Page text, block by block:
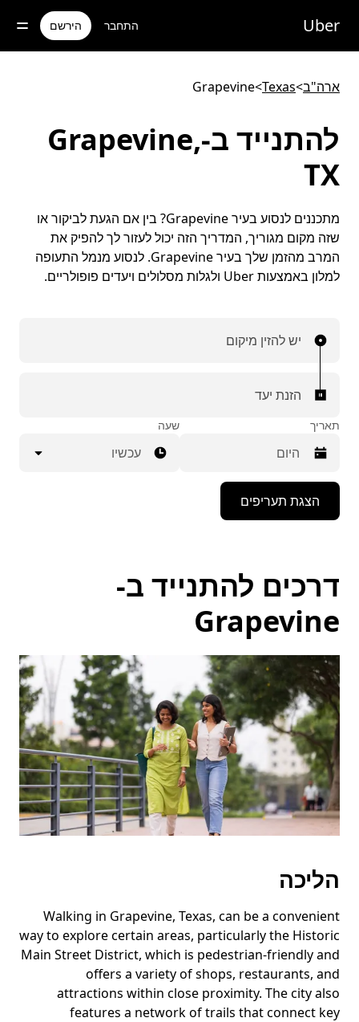
לתוכן
הראשיUber התחבר הירשם
ארה"ב>
Texas
>
Grapevine
להתנייד ב-Grapevine,
TX
מתכננים לנסוע בעיר Grapevine? בין אם הגעת לביקור או
שזה מקום מגוריך, המדריך הזה יכול לעזור לך להפיק את
המרב מהזמן שלך בעיר Grapevine. לנסוע מנמל התעופה
למלון באמצעות Uber ולגלות מסלולים ויעדים פופולריים.
יש להזין מיקום
הזנת יעד
תאריך
יש
ללחוץ
על
כדי
לפתוח
לוח
השנה
תאריך.
יש
ללחוץ
על
המקש
Esc
כדי
לסגור
את
לוח
השנה.
שעה
עכשיו
הצגת תעריפים
דרכים להתנייד ב-
Grapevine
הליכה
Walking in Grapevine, Texas, can be a convenient
way to explore certain areas, particularly the Historic
Main Street District, which is pedestrian-friendly and
offers a variety of shops, restaurants, and
attractions within close proximity. The city also
features a network of trails that connect key